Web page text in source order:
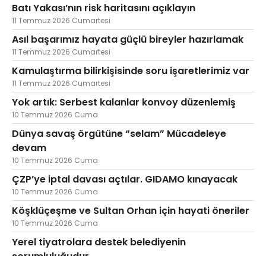
Batı Yakası’nın risk haritasını açıklayın
11 Temmuz 2026 Cumartesi
Asıl başarımız hayata güçlü bireyler hazırlamak
11 Temmuz 2026 Cumartesi
Kamulaştırma bilirkişisinde soru işaretlerimiz var
11 Temmuz 2026 Cumartesi
Yok artık: Serbest kalanlar konvoy düzenlemiş
10 Temmuz 2026 Cuma
Dünya savaş örgütüne “selam” Mücadeleye
devam
10 Temmuz 2026 Cuma
ÇZP’ye iptal davası açtılar. GIDAMO kınayacak
10 Temmuz 2026 Cuma
Köşklüçeşme ve Sultan Orhan için hayati öneriler
10 Temmuz 2026 Cuma
Yerel tiyatrolara destek belediyenin